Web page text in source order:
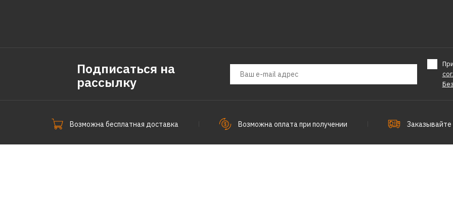
Подписаться на
рассылку
Возможна бесплатная доставка Возможна оплата при получении Заказывайте